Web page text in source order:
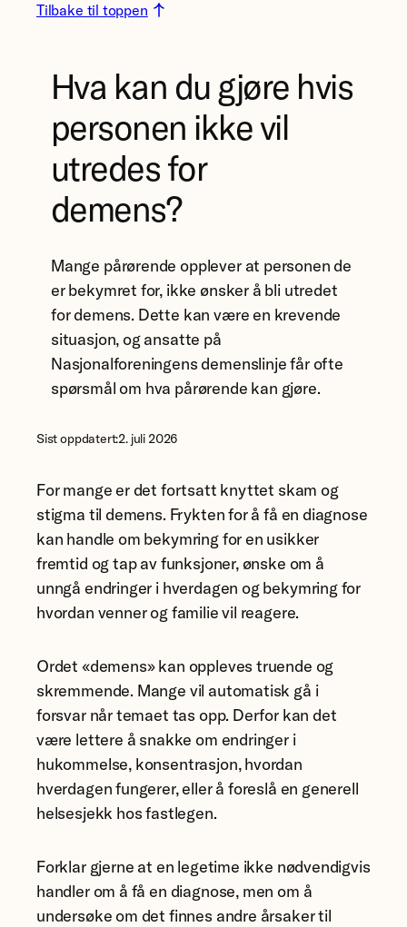
Tilbake til toppen
Hva kan du gjøre hvis
personen ikke vil
utredes for
demens?
Mange pårørende opplever at personen de
er bekymret for, ikke ønsker å bli utredet
for demens. Dette kan være en krevende
situasjon, og ansatte på
Nasjonalforeningens demenslinje får ofte
spørsmål om hva pårørende kan gjøre.
Sist oppdatert:2. juli 2026
For mange er det fortsatt knyttet skam og
stigma til demens. Frykten for å få en diagnose
kan handle om bekymring for en usikker
fremtid og tap av funksjoner, ønske om å
unngå endringer i hverdagen og bekymring for
hvordan venner og familie vil reagere.
Ordet «demens» kan oppleves truende og
skremmende. Mange vil automatisk gå i
forsvar når temaet tas opp. Derfor kan det
være lettere å snakke om endringer i
hukommelse, konsentrasjon, hvordan
hverdagen fungerer, eller å foreslå en generell
helsesjekk hos fastlegen.
Forklar gjerne at en legetime ikke nødvendigvis
handler om å få en diagnose, men om å
undersøke om det finnes andre årsaker til